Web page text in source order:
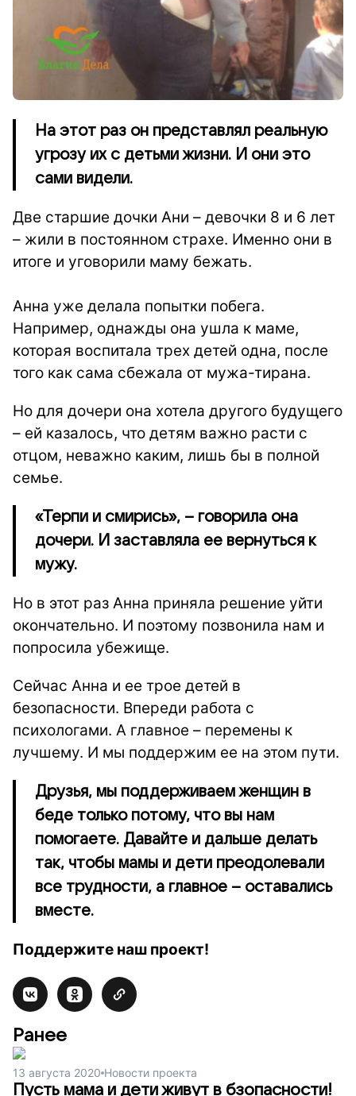
На этот раз он представлял реальную
угрозу их с детьми жизни. И они это
сами видели.
Две старшие дочки Ани – девочки 8 и 6 лет
– жили в постоянном страхе. Именно они в
итоге и уговорили маму бежать.
Анна уже делала попытки побега.
Например, однажды она ушла к маме,
которая воспитала трех детей одна, после
того как сама сбежала от мужа-тирана.
Но для дочери она хотела другого будущего
– ей казалось, что детям важно расти с
отцом, неважно каким, лишь бы в полной
семье.
«Терпи и смирись», – говорила она
дочери. И заставляла ее вернуться к
мужу.
Но в этот раз Анна приняла решение уйти
окончательно. И поэтому позвонила нам и
попросила убежище.
Сейчас Анна и ее трое детей в
безопасности. Впереди работа с
психологами. А главное – перемены к
лучшему. И мы поддержим ее на этом пути.
Друзья, мы поддерживаем женщин в
беде только потому, что вы нам
помогаете. Давайте и дальше делать
так, чтобы мамы и дети преодолевали
все трудности, а главное – оставались
вместе.
Поддержите наш проект!
Ранее
13 августа 2020 Новости проекта
Пусть мама и дети живут в бзопасности!